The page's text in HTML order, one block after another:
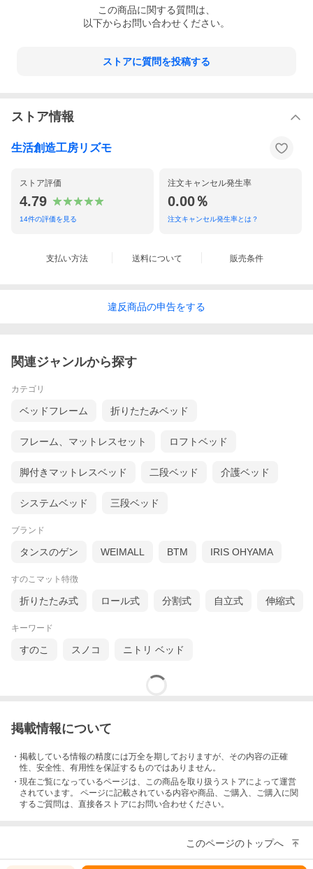
この商品に関する質問は、
以下からお問い合わせください。
ストアに質問を投稿する
ストア情報
生活創造工房リズモ
ストア評価
4.79
14件の評価を見る
注文キャンセル発生率
0.00％
注文キャンセル発生率とは？
支払い方法 送料について 販売条件
違反商品の申告をする
関連ジャンルから探す
カテゴリ
ベッドフレーム 折りたたみベッド
フレーム、マットレスセット ロフトベッド
脚付きマットレスベッド 二段ベッド 介護ベッド
システムベッド 三段ベッド
ブランド
タンスのゲン WEIMALL BTM IRIS OHYAMA
すのこマット特徴
折りたたみ式 ロール式 分割式 自立式 伸縮式
キーワード
すのこ スノコ ニトリ ベッド
掲載情報について
・掲載している情報の精度には万全を期しておりますが、その内容の正確
性、安全性、有用性を保証するものではありません。
・現在ご覧になっているページは、この商品を取り扱うストアによって運営
されています。 ページに記載されている内容や商品、ご購入 、ご購入に関
するご質問は、直接各ストアにお問い合わせください。
このページのトップへ